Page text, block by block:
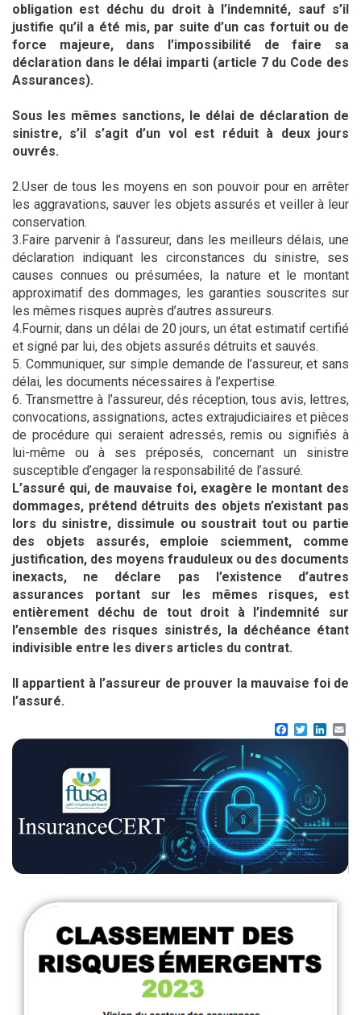
obligation est déchu du droit à l’indemnité, sauf s’il
justifie qu’il a été mis, par suite d’un cas fortuit ou de
force majeure, dans l’impossibilité de faire sa
déclaration dans le délai imparti (article 7 du Code des
Assurances).
Sous les mêmes sanctions, le délai de déclaration de
sinistre, s’il s’agit d’un vol est réduit à deux jours
ouvrés.
2.User de tous les moyens en son pouvoir pour en arrêter
les aggravations, sauver les objets assurés et veiller à leur
conservation.
3.Faire parvenir à l’assureur, dans les meilleurs délais, une
déclaration indiquant les circonstances du sinistre, ses
causes connues ou présumées, la nature et le montant
approximatif des dommages, les garanties souscrites sur
les mêmes risques auprès d’autres assureurs.
4.Fournir, dans un délai de 20 jours, un état estimatif certifié
et signé par lui, des objets assurés détruits et sauvés.
5. Communiquer, sur simple demande de l’assureur, et sans
délai, les documents nécessaires à l’expertise.
6. Transmettre à l’assureur, dés réception, tous avis, lettres,
convocations, assignations, actes extrajudiciaires et pièces
de procédure qui seraient adressés, remis ou signifiés à
lui-même ou à ses préposés, concernant un sinistre
susceptible d’engager la responsabilité de l’assuré.
L’assuré qui, de mauvaise foi, exagère le montant des
dommages, prétend détruits des objets n’existant pas
lors du sinistre, dissimule ou soustrait tout ou partie
des objets assurés, emploie sciemment, comme
justification, des moyens frauduleux ou des documents
inexacts, ne déclare pas l’existence d’autres
assurances portant sur les mêmes risques,
est
entièrement déchu de tout droit à l’indemnité sur
l’ensemble des risques sinistrés, la déchéance étant
indivisible entre les divers articles du contrat.
Il appartient à l’assureur de prouver la mauvaise foi de
l’assuré.
Facebook
Twitter